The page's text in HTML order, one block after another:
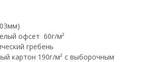
офсет 60г/м²
гребень
картон 190г/м² с выборочным